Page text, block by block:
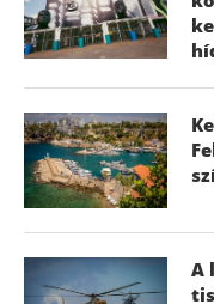
A